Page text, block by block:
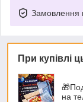
Замовлення
При купівлі
на